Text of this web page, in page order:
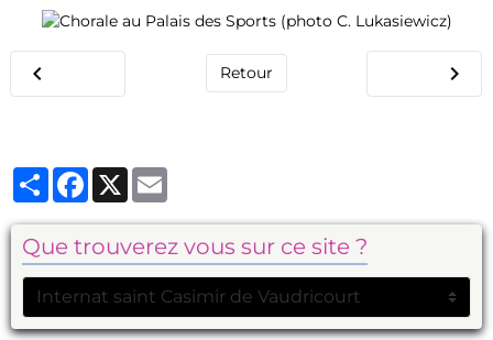
Retour
PartagerFacebook
X
Que trouverez vous sur ce site ?